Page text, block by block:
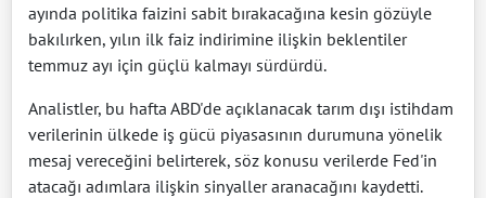
ayında politika faizini sabit bırakacağına kesin gözüyle
bakılırken, yılın ilk faiz indirimine ilişkin beklentiler
temmuz ayı için güçlü kalmayı sürdürdü.
Analistler, bu hafta ABD'de açıklanacak tarım dışı istihdam
verilerinin ülkede iş gücü piyasasının durumuna yönelik
mesaj vereceğini belirterek, söz konusu verilerde Fed'in
atacağı adımlara ilişkin sinyaller aranacağını kaydetti.